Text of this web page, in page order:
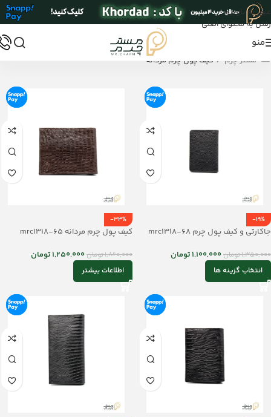
عبور به ناوبری
رفتن به محتوای اصلی
منو
مستر چرم / کیف پول چرم مردانه
-19%
جاکارتی و کیف پول چرم mrc1318-68
1,350,000تومان1,100,000تومان
انتخاب گزینه ها
-33%
کیف پول چرم مردانه mrc1318-65
1,860,000تومان1,250,000تومان
اطلاعات بیشتر